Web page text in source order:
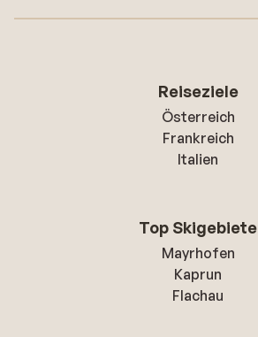
Reiseziele
Österreich
Frankreich
Italien
Top Skigebiete
Mayrhofen
Kaprun
Flachau